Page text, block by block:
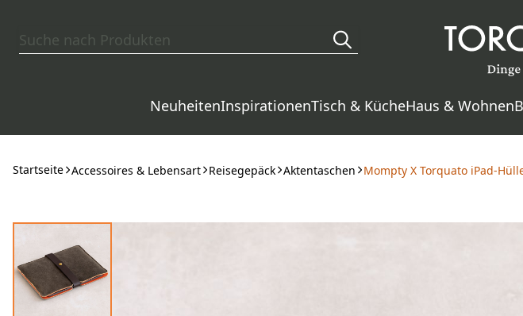
NeuheitenInspirationenTisch & KücheHaus & Wohnen
Startseite Accessoires & Lebensart Reisegepäck Aktentaschen Mompty X Torquato iPad-